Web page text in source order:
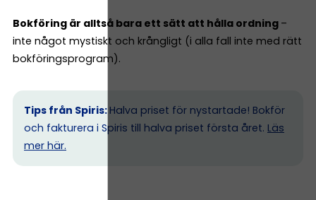
Bokföring är alltså bara ett sätt att hålla ordning –
inte något mystiskt och krångligt (i alla fall inte med rätt
bokföringsprogram).
Tips från Spiris: Halva priset för nystartade! Bokför
och fakturera i Spiris till halva priset första året. Läs
mer här.